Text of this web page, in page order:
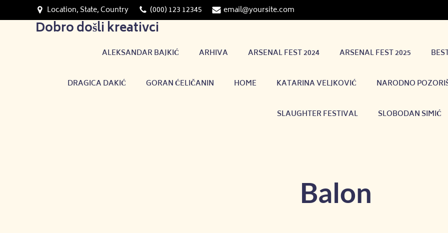
to
Location, State, Country (000) 123 12345 email@yoursite.com
Dobro došli kreativci
ALEKSANDAR BAJKIĆ ARHIVA ARSENAL FEST 2024 ARSENAL FEST 2025
DRAGICA DAKIĆ GORAN ĆELIČANIN HOME KATARINA VELJKOVIĆ NARODNO
SLAUGHTER FESTIVAL SLOBODAN SIMIĆ
Balon